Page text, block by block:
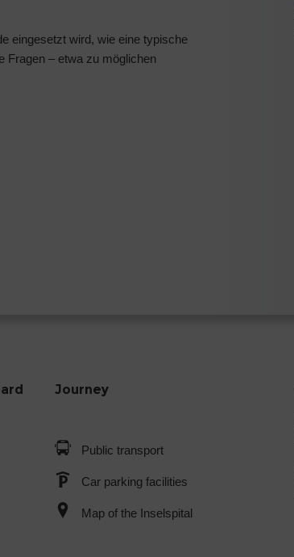
eingesetzt wird, wie eine typische
Fragen – etwa zu möglichen
Journey
Public transport
Car parking facilities
Map of the Inselspital